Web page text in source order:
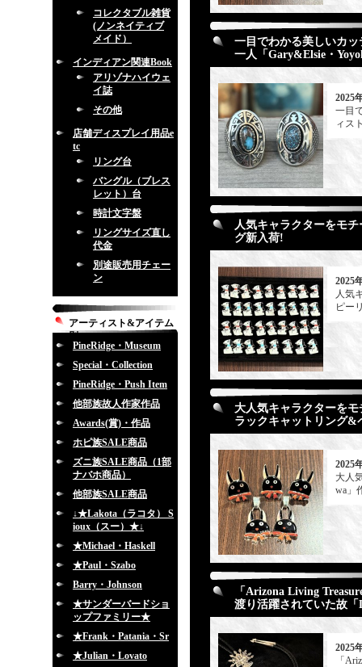
コレクタブル雑貨
(ノンネイティブ
メイド）
インディアン関連Book
アリゾナハイウェ
イ誌
その他
店舗ディスプレイ用品e
tc
リング台
バングル（ブレス
レット）台
時計文字盤
リングサイズ直し
代金
別途販売用チェー
ン
アーティスト&アイテム
別
PineRidge・Museum
Special・Collection
PineRidge・Push Item
他部族故人作家作品
Awards(賞)・作品
ホピ族SALE商品
ズニ族SALE商品（1部
ナバホ商品）
他部族SALE商品
↓★Lakota（ラコタ） S
ioux（スー）★↓
★Michael・Haskell
★Paul・Szabo
Barry・Johnson
★サンダーバードショ
ップファミリー★
★Frank・Patania・Sr
★Julian・Lovato
一目でわかる美しいカ
一人「Gary&Elsie・
2025
一目
ィス
人気キャラクターをモ
グ新入荷!
2025
人気
ピー
大人気キャラクターを
ラックキャットリング&
2025
大人
wa」
「Arizona Living
渡り活躍されていた故
2025
「